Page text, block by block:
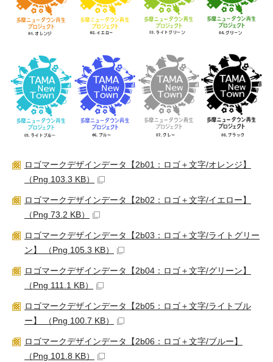
ロゴマークデザインデータ【2b01：ロゴ＋文字/オレンジ】
（Png 103.3 KB）
ロゴマークデザインデータ【2b02：ロゴ＋文字/イエロー】
（Png 73.2 KB）
ロゴマークデザインデータ【2b03：ロゴ＋文字/ライトグリー
ン】 （Png 105.3 KB）
ロゴマークデザインデータ【2b04：ロゴ＋文字/グリーン】
（Png 111.1 KB）
ロゴマークデザインデータ【2b05：ロゴ＋文字/ライトブル
ー】 （Png 100.7 KB）
ロゴマークデザインデータ【2b06：ロゴ＋文字/ブルー】
（Png 101.8 KB）